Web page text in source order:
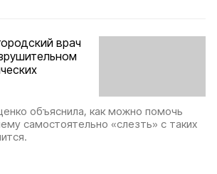
врач
объяснила, как можно помочь
самостоятельно «слезть» с таких